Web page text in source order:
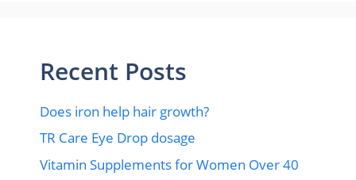
Recent Posts
Does iron help hair growth?​
TR Care Eye Drop dosage
Vitamin Supplements for Women Over 40